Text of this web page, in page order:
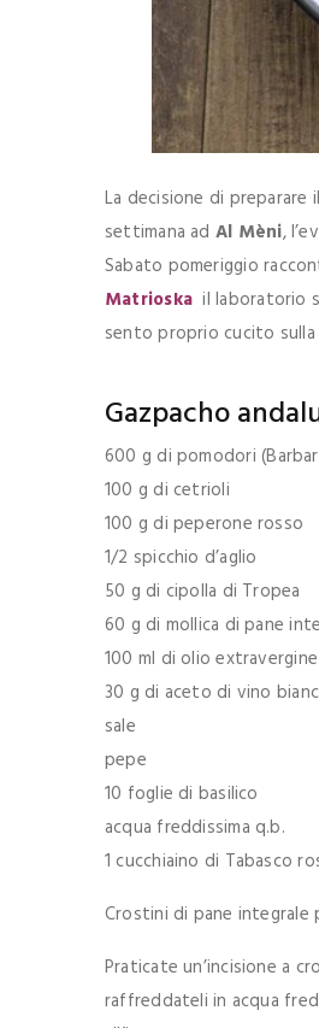
La decisione di
settimana ad Al Mèni,
Sabato pomeriggio
Matrioska il laboratorio
sento proprio cucito sulla
Gazpacho
600 g di pomodori
100 g di cetrioli
100 g di peperone rosso
1/2 spicchio d’aglio
50 g di cipolla di Tropea
60 g di mollica di pane
100 ml di olio
30 g di aceto di vino
sale
pepe
10 foglie di basilico
acqua freddissima q.b.
1 cucchiaino di Tabasco
Crostini di pane integrale
Praticate un’incisione a
raffreddateli in acqua